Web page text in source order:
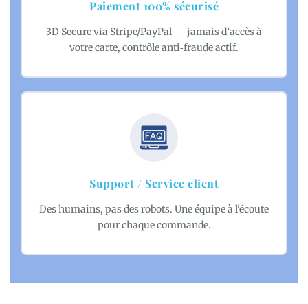
Paiement 100% sécurisé
3D Secure via Stripe/PayPal — jamais d’accès à
votre carte, contrôle anti‑fraude actif.
Support / Service client
Des humains, pas des robots. Une équipe à l'écoute
pour chaque commande.